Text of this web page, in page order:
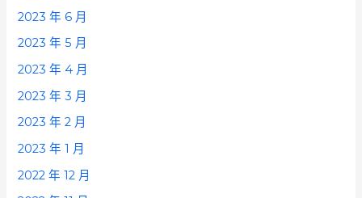
2023 年 6 月
2023 年 5 月
2023 年 4 月
2023 年 3 月
2023 年 2 月
2023 年 1 月
2022 年 12 月